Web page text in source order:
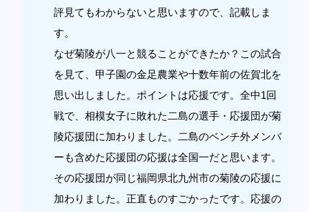
評見てもわからないと思いますので、記載しま
す。
なぜ菊陵が八一と競ることができたか？この試合
を見て、甲子園の金足農業や十数年前の佐賀北を
思い出しました。ポイントは応援です。全中1回
戦で、相模女子に敗れた二島の選手・応援団が菊
陵応援団に加わりました。二島のベンチ外メンバ
ーも含めた応援団の応援は全国一だと思います。
その応援団が同じ福岡県北九州市の菊陵の応援に
加わりました。正直ものすごかったです。応援の